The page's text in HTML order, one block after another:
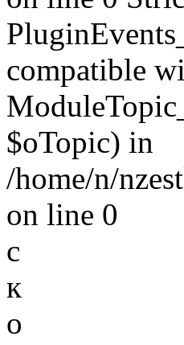
compatible
$oTopic) in
/home/n/
on line 0
с
к
о